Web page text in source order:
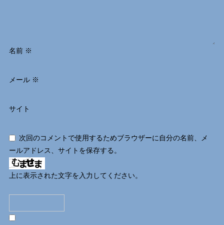
名前 ※
メール ※
サイト
次回のコメントで使用するためブラウザーに自分の名前、メ
ールアドレス、サイトを保存する。
上に表示された文字を入力してください。